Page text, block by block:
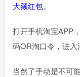
大额红包。
打开手机淘宝APP
码OR淘口令，进入
当然了手动是不可